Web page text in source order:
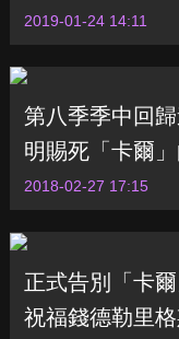
2019-01-24 14:11
第八季季中回
明賜死「卡爾
2018-02-27 17:15
正式告別「卡
祝福錢德勒里